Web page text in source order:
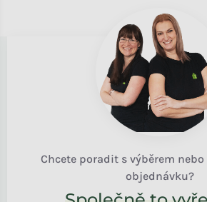
Chcete poradit s výběrem
objednávku?